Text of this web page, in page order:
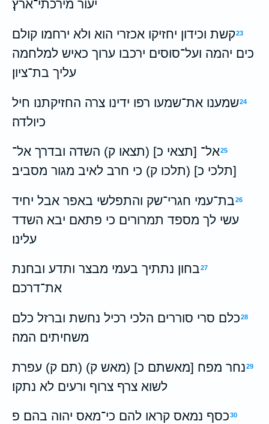
יעור מירכתי־ארץ׃
23קשת וכידון יחזיקו אכזרי הוא ולא ירחמו קולם
כים יהמה ועל־סוסים ירכבו ערוך כאיש למלחמה
עליך בת־ציון׃
24שמענו את־שמעו רפו ידינו צרה החזיקתנו חיל
כיולדה׃
25אל־ [תצאי כ] (תצאו ק) השדה ובדרך אל־
[תלכי כ] (תלכו ק) כי חרב לאיב מגור מסביב׃
26בת־עמי חגרי־שק והתפלשי באפר אבל יחיד
עשי לך מספד תמרורים כי פתאם יבא השדד
עלינו׃
27בחון נתתיך בעמי מבצר ותדע ובחנת
את־דרכם׃
28כלם סרי סוררים הלכי רכיל נחשת וברזל כלם
משחיתים המה׃
29נחר מפח [מאשתם כ] (מאש ק) (תם ק) עפרת
לשוא צרף צרוף ורעים לא נתקו׃
30כסף נמאס קראו להם כי־מאס יהוה בהם׃ פ